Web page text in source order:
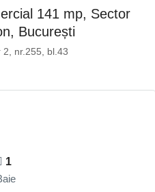
141 mp, Sector
București
2, nr.255, bl.43
1